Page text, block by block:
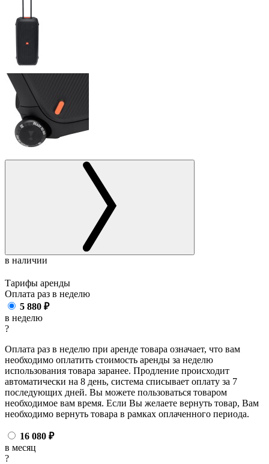
в наличии
Тарифы аренды
Оплата раз в неделю
5 880 ₽
в неделю
?
Оплата раз в неделю при аренде товара означает, что вам
необходимо оплатить стоимость аренды за неделю
использования товара заранее. Продление происходит
автоматически на 8 день, система списывает оплату за 7
последующих дней. Вы можете пользоваться товаром
необходимое вам время. Если Вы желаете вернуть товар, Вам
необходимо вернуть товара в рамках оплаченного периода.
16 080 ₽
в месяц
?